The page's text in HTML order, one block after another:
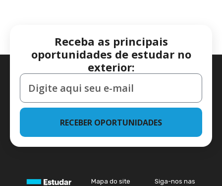
Receba as principais
oportunidades de estudar no
exterior:
RECEBER OPORTUNIDADES
Mapa do site
Siga-nos nas